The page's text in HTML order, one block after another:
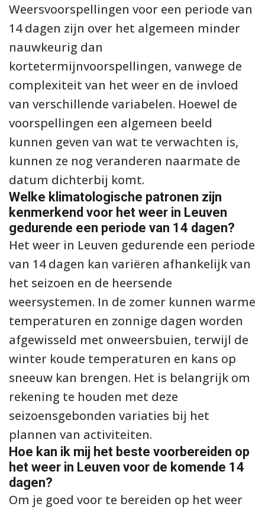
Weersvoorspellingen voor een periode van
14 dagen zijn over het algemeen minder
nauwkeurig dan
kortetermijnvoorspellingen, vanwege de
complexiteit van het weer en de invloed
van verschillende variabelen. Hoewel de
voorspellingen een algemeen beeld
kunnen geven van wat te verwachten is,
kunnen ze nog veranderen naarmate de
datum dichterbij komt.
Welke klimatologische patronen zijn
kenmerkend voor het weer in Leuven
gedurende een periode van 14 dagen?
Het weer in Leuven gedurende een periode
van 14 dagen kan variëren afhankelijk van
het seizoen en de heersende
weersystemen. In de zomer kunnen warme
temperaturen en zonnige dagen worden
afgewisseld met onweersbuien, terwijl de
winter koude temperaturen en kans op
sneeuw kan brengen. Het is belangrijk om
rekening te houden met deze
seizoensgebonden variaties bij het
plannen van activiteiten.
Hoe kan ik mij het beste voorbereiden op
het weer in Leuven voor de komende 14
dagen?
Om je goed voor te bereiden op het weer